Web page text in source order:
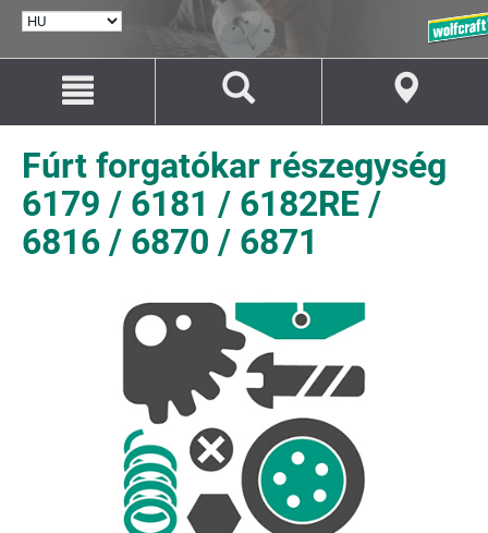
KIVÁLASZTÁSA
tartalomhoz
navigációhoz
Fúrt forgatókar részegység
6179 / 6181 / 6182RE /
6816 / 6870 / 6871